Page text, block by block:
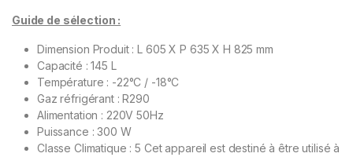
Guide de sélection :
Dimension Produit : L 605 X P 635 X H 825 mm
Capacité : 145 L
Température : -22°C / -18°C
Gaz réfrigérant : R290
Alimentation : 220V 50Hz
Puissance : 300 W
Classe Climatique : 5 Cet appareil est destiné à être utilisé à